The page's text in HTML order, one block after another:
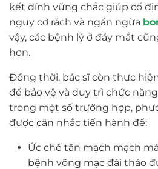
kết dính vững chắc giúp cố
nguy cơ rách và ngăn ngừa
vậy, các bệnh lý ở đáy mắt
hơn.
Đồng thời, bác sĩ còn thực
để bảo vệ và duy trì chức
trong một số trường hợp,
được cân nhắc tiến hành để:
Ức chế tân mạch mạch
bệnh võng mạc đái tháo